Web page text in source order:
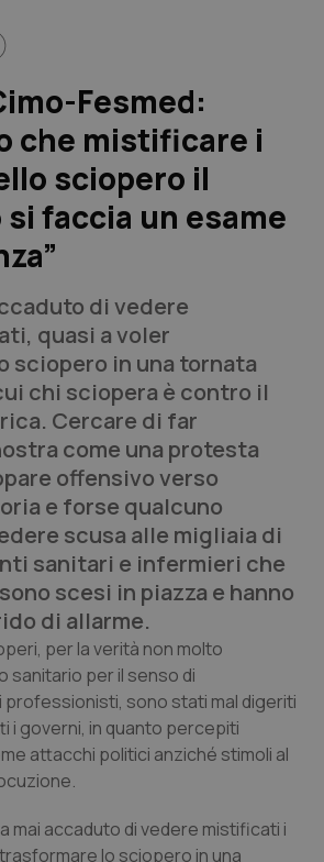
Giulia
coronaropatie
Fesmed:
che mistificare i
sciopero il
faccia un esame
di vedere
quasi a voler
sciopero in una tornata
chi sciopera è contro il
Cercare di far
come una protesta
offensivo verso
e forse qualcuno
scusa alle migliaia di
sanitari e infermieri che
scesi in piazza e hanno
di allarme.
per la verità non molto
sanitario per il senso di
sono stati mal digeriti
i governi, in quanto percepiti
attacchi politici anziché stimoli al
mai accaduto di vedere mistificati i
lo sciopero in una